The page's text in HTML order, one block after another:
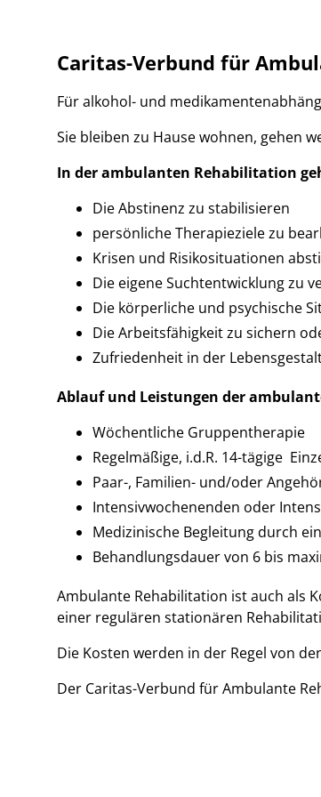
Caritas-Verbund für
Für alkohol- und
Sie bleiben zu Hause wohnen, gehen
In der ambulanten Rehabilitation
Die Abstinenz zu stabilisieren
persönliche Therapieziele zu
Krisen und Risikosituationen
Die eigene Suchtentwicklung zu
Die körperliche und psychische
Die Arbeitsfähigkeit zu sichern
Zufriedenheit in der
Ablauf und Leistungen der
Wöchentliche Gruppentherapie
Regelmäßige, i.d.R. 14-tägige
Paar-, Familien- und/oder
Intensivwochenenden oder
Medizinische Begleitung durch
Behandlungsdauer von 6 bis
Ambulante Rehabilitation ist auch als
einer regulären stationären
Die Kosten werden in der Regel von
Der Caritas-Verbund für Ambulante